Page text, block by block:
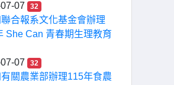
07
32
合報系文化基金會辦理
She Can 青春期生理教育
07
32
關農業部辦理115年食農